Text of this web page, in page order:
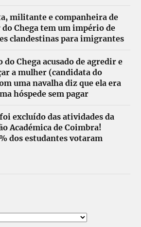
militante e companheira de
do Chega tem um império de
clandestinas para imigrantes
do Chega acusado de agredir e
a mulher (candidata do
uma navalha diz que ela era
hóspede sem pagar
excluído das atividades da
Académica de Coimbra!
dos estudantes votaram